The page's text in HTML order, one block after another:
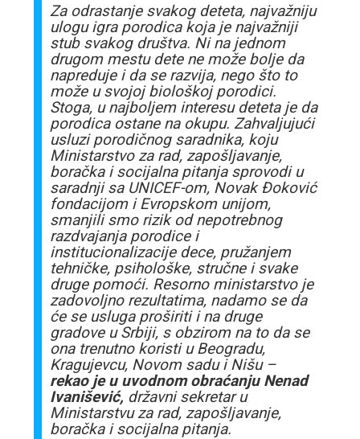
Za odrastanje svakog deteta, najvažniju
ulogu igra porodica koja je najvažniji
stub svakog društva. Ni na jednom
drugom mestu dete ne može bolje da
napreduje i da se razvija, nego što to
može u svojoj biološkoj porodici.
Stoga, u najboljem interesu deteta je da
porodica ostane na okupu. Zahvaljujući
usluzi porodičnog saradnika, koju
Ministarstvo za rad, zapošljavanje,
boračka i socijalna pitanja sprovodi u
saradnji sa UNICEF-om, Novak Đoković
fondacijom i Evropskom unijom,
smanjili smo rizik od nepotrebnog
razdvajanja porodice i
institucionalizacije dece, pružanjem
tehničke, psihološke, stručne i svake
druge pomoći. Resorno ministarstvo je
zadovoljno rezultatima, nadamo se da
će se usluga proširiti i na druge
gradove u Srbiji, s obzirom na to da se
ona trenutno koristi u Beogradu,
Kragujevcu, Novom sadu i Nišu –
rekao je u uvodnom obraćanju Nenad
Ivanišević, državni sekretar u
Ministarstvu za rad, zapošljavanje,
boračka i socijalna pitanja.